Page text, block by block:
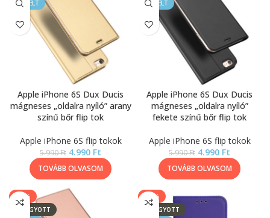
KIEMELT
Apple iPhone 6S Dux Ducis
mágneses „oldalra nyíló” arany
színű bőr flip tok
Apple iPhone 6S flip tokok
5.990Ft 4.990 Ft
TOVÁBB OLVASOM
KIEMELT
Apple iPhone 6S Dux Ducis
mágneses „oldalra nyíló”
fekete színű bőr flip tok
Apple iPhone 6S flip tokok
5.990Ft 4.990 Ft
TOVÁBB OLVASOM
-17%
ELFOGYOTT
-20%
ELFOGYOTT